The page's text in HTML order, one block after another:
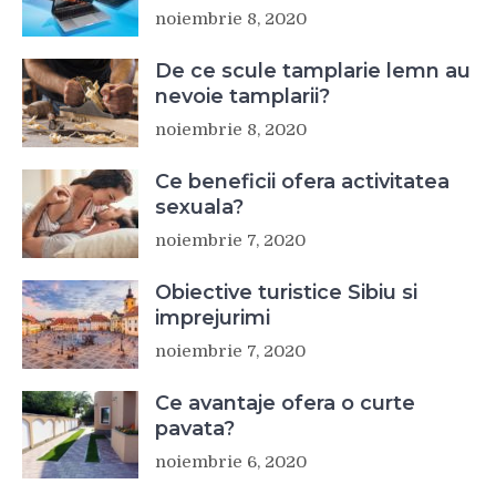
noiembrie 8, 2020
De ce scule tamplarie lemn au
nevoie tamplarii?
noiembrie 8, 2020
Ce beneficii ofera activitatea
sexuala?
noiembrie 7, 2020
Obiective turistice Sibiu si
imprejurimi
noiembrie 7, 2020
Ce avantaje ofera o curte
pavata?
noiembrie 6, 2020